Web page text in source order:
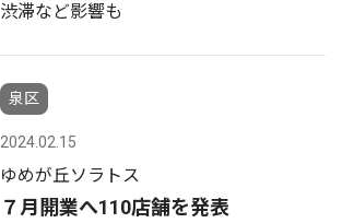
渋滞など影響も
泉区
2024.02.15
ゆめが丘ソラトス
７月開業へ110店舗を発表